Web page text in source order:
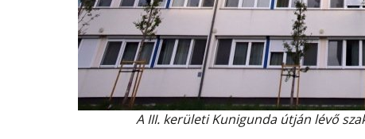
A III. kerületi Kunigunda útján lévő